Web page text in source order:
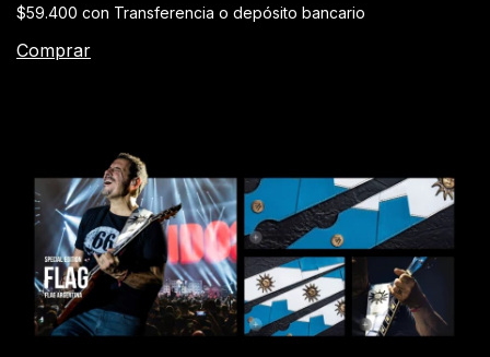
$59.400 con Transferencia o depósito bancario
Comprar